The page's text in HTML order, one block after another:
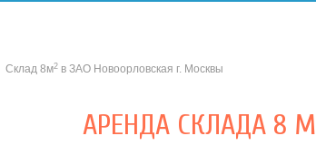
Склад 8м2в ЗАО Новоорловская г. Москвы
АРЕНДА СКЛАДА 8 М